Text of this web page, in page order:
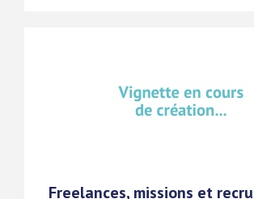
Freelances, missions et